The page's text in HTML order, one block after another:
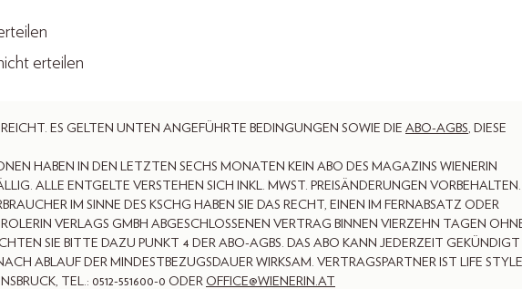
erteilen
ES GELTEN UNTEN ANGEFÜHRTE BEDINGUNGEN SOWIE DIE ABO-AGBS, DIESE
HABEN IN DEN LETZTEN SECHS MONATEN KEIN ABO DES MAGAZINS WIENERIN
ALLE ENTGELTE VERSTEHEN SICH INKL. MWST. PREISÄNDERUNGEN VORBEHALTEN.
IM SINNE DES KSCHG HABEN SIE DAS RECHT, EINEN IM FERNABSATZ ODER
VERLAGS GMBH ABGESCHLOSSENEN VERTRAG BINNEN VIERZEHN TAGEN
SIE BITTE DAZU PUNKT 4 DER ABO-AGBS. DAS ABO KANN JEDERZEIT GEKÜNDIGT
ABLAUF DER MINDESTBEZUGSDAUER WIRKSAM. VERTRAGSPARTNER IST LIFE STYLE
TEL.: 0512-551600-0 ODER OFFICE@WIENERIN.AT